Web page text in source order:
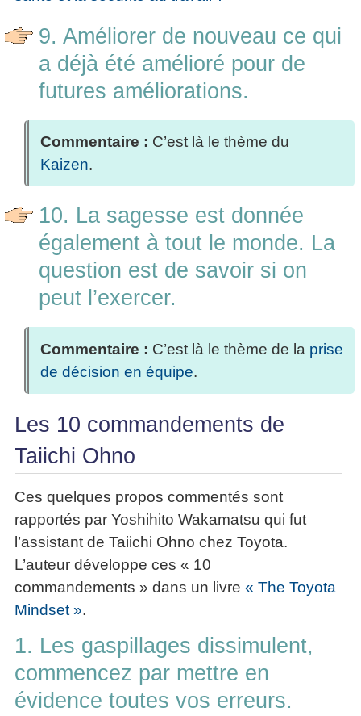
9. Améliorer de nouveau ce qui
a déjà été amélioré pour de
futures améliorations.
Commentaire : C’est là le thème du
Kaizen.
10. La sagesse est donnée
également à tout le monde. La
question est de savoir si on
peut l’exercer.
Commentaire : C’est là le thème de la prise
de décision en équipe.
Les 10 commandements de
Taiichi Ohno
Ces quelques propos commentés sont
rapportés par Yoshihito Wakamatsu qui fut
l’assistant de Taiichi Ohno chez Toyota.
L’auteur développe ces « 10
commandements » dans un livre « The Toyota
Mindset ».
1. Les gaspillages dissimulent,
commencez par mettre en
évidence toutes vos erreurs.